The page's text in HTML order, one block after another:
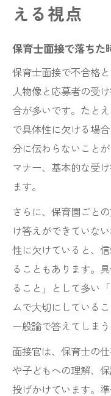
える視点
保育士面接で落ちた
保育士面接で不合格
人物像と応募者の受
合が多いです。たと
で具体性に欠ける場
分に伝わらないこと
マナー、基本的な受
ます。
さらに、保育園ごと
け答えができていな
性に欠けていると、
ることもあります。
ること」として多い
ムで大切にしている
一般論で答えてしま
面接官は、保育士の
や子どもへの理解、
投げかけています。